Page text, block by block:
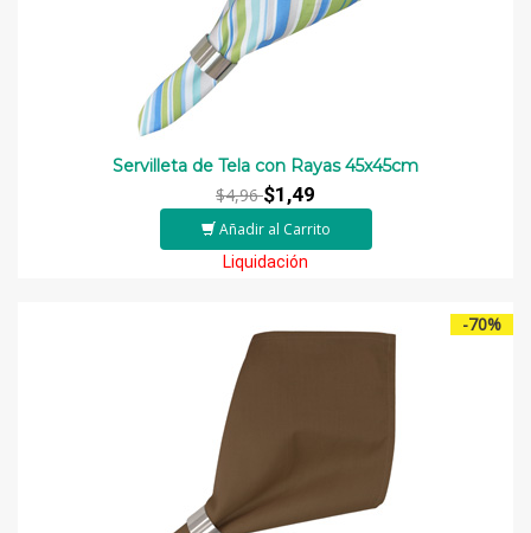
Servilleta de Tela con Rayas 45x45cm
$4,96$1,49
Añadir al Carrito
Liquidación
-70%